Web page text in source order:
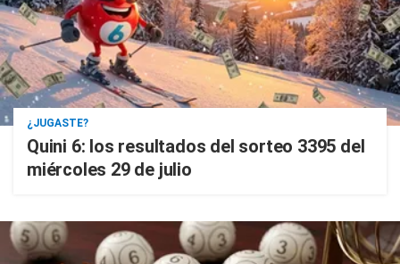
¿JUGASTE?
Quini 6: los resultados del sorteo 3395 del
miércoles 29 de julio